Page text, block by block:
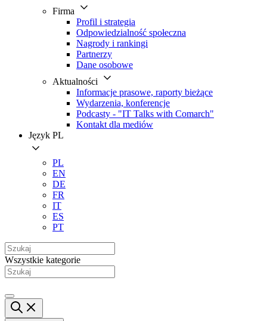
Firma
Profil i strategia
Odpowiedzialność społeczna
Nagrody i rankingi
Partnerzy
Dane osobowe
Aktualności
Informacje prasowe, raporty bieżące
Wydarzenia, konferencje
Podcasty - "IT Talks with Comarch"
Kontakt dla mediów
Język PL
PL
EN
DE
FR
IT
ES
PT
Wszystkie kategorie